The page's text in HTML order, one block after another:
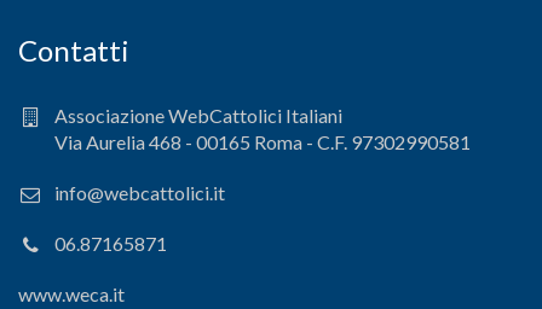
Contatti
Associazione WebCattolici Italiani
Via Aurelia 468 - 00165 Roma - C.F. 97302990581
info@webcattolici.it
06.87165871
www.weca.it